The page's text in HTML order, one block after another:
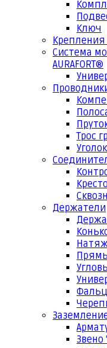
Ключ
Система
AURAFORT®
Трос
Уголок
Держатели
Звено